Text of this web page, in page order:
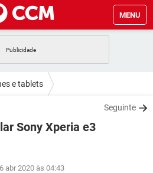
MENU
FACEBOOK
GMAIL
WHATSAPP
WHATSAPP
EXCEL
e tablets
Seguinte
Sony Xperia e3
abr 2020 às 04:43